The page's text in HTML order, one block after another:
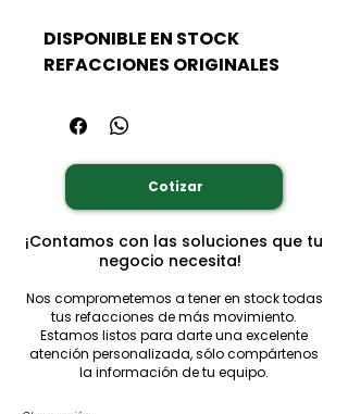
DISPONIBLE EN STOCK
REFACCIONES ORIGINALES
Cotizar
¡Contamos con las soluciones que tu
negocio necesita!
Nos comprometemos a tener en stock todas
tus refacciones de más movimiento.
Estamos listos para darte una excelente
atención personalizada, sólo compártenos
la información de tu equipo.